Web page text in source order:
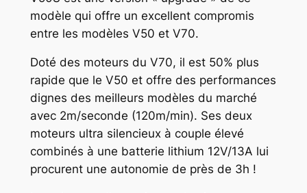
modèle qui offre un excellent compromis
entre les modèles V50 et V70.
Doté des moteurs du V70, il est 50% plus
rapide que le V50 et offre des performances
dignes des meilleurs modèles du marché
avec 2m/seconde (120m/min). Ses deux
moteurs ultra silencieux à couple élevé
combinés à une batterie lithium 12V/13A lui
procurent une autonomie de près de 3h !